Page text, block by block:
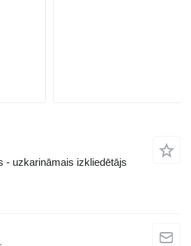
- uzkarināmais izkliedētājs